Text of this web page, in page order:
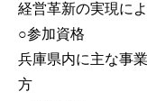
経営革新の実現に
○参加資格
兵庫県内に主な事
方